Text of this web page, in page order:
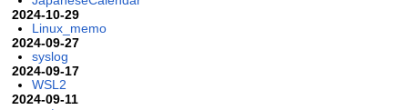
2024-10-29
Linux_memo
2024-09-27
syslog
2024-09-17
WSL2
2024-09-11